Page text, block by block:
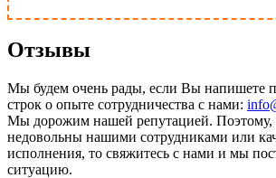
Отзывы
Мы будем очень рады, если Вы напишете
строк о опыте сотрудничества с нами:
Мы дорожим нашей репутацией. Поэтому,
недовольны нашими сотрудниками или
исполнения, то свяжитесь с нами и мы
ситуацию.